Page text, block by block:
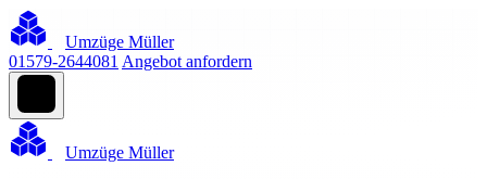
Umzüge Müller
01579-2644081 Angebot anfordern
Umzüge Müller